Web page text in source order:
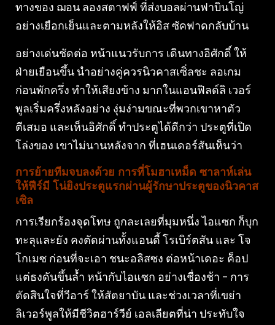
ทางของ ฌอน ลองสตาฟฟ์ ที่ส่งบอลผ่านฟาบินโญ่
อย่างเยือกเย็นและตามหลังให้อิส ซัคฟาดกลับบ้าน
อย่างเด่นชัดต่อ หน้าแนวรับการ เดินทางอิศักดิ์ ให้
ฝ่ายเยือนขึ้น นำอย่างคู่ควรนิวคาสเซิ่ลชะ ลอเกม
ก่อนพักครึ่ง ทำให้เสียงข้าง มากในแอนฟิลด์ลิ เวอร์
พูลเริ่มครึ่งหลังอย่าง งุ่มง่ามขณะที่พวกเขาหาตัว
ตีเสมอ และเห็นอิศักดิ์ ทำประตูได้ดีกว่า ประตูที่เปิด
โล่งของ เขาไม่นานหลังจาก ที่เฮนเดอร์สันเห็นว่า
การย้ายทีมจบลงด้วย การที่โมฮาเหม็ด ซาลาห์เล่น
ให้ฟีร์มี โน่ยิงประตูแรกผ่านผู้รักษาประตูของนิวคาส
เซิล
การเรียกร้องจุดโทษ ถูกละเลยที่มุมหนึ่ง ไอแซก ก็บุก
ทะลุและยัง คงตัดผ่านทั้งแอนดี้ โรเบิร์ตสัน และ โจ
โกเมซ ก่อนที่จะเอา ชนะอลิสซง ต่อหน้าเดอะ ค็อป
แต่ธงดันขึ้นล้ำ หน้ากับไอแซก อย่างเชื่องช้า – การ
ตัดสินใจที่วีอาร์ ให้สัตยาบัน และช่วงเวลาที่เขย่า
ลิเวอร์พูลให้มีชีวิตฮาร์วีย์ เอลเลียตที่น่า ประทับใจ